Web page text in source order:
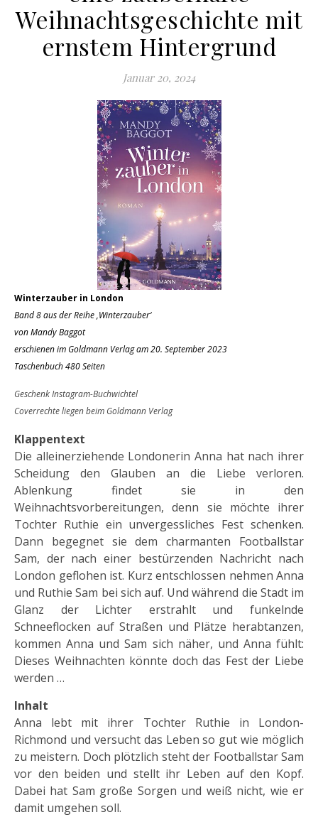
Weihnachtsgeschichte mit
ernstem Hintergrund
Januar 20, 2024
Winterzauber in London
Band 8 aus der Reihe ‚Winterzauber‘
von Mandy Baggot
erschienen im Goldmann Verlag am 20. September 2023
Taschenbuch 480 Seiten
Geschenk Instagram-Buchwichtel
Coverrechte liegen beim Goldmann Verlag
Klappentext
Die alleinerziehende Londonerin Anna hat nach ihrer
Scheidung den Glauben an die Liebe verloren.
Ablenkung findet sie in den
Weihnachtsvorbereitungen, denn sie möchte ihrer
Tochter Ruthie ein unvergessliches Fest schenken.
Dann begegnet sie dem charmanten Footballstar
Sam, der nach einer bestürzenden Nachricht nach
London geflohen ist. Kurz entschlossen nehmen Anna
und Ruthie Sam bei sich auf. Und während die Stadt im
Glanz der Lichter erstrahlt und funkelnde
Schneeflocken auf Straßen und Plätze herabtanzen,
kommen Anna und Sam sich näher, und Anna fühlt:
Dieses Weihnachten könnte doch das Fest der Liebe
werden …
Inhalt
Anna lebt mit ihrer Tochter Ruthie in London-
Richmond und versucht das Leben so gut wie möglich
zu meistern. Doch plötzlich steht der Footballstar Sam
vor den beiden und stellt ihr Leben auf den Kopf.
Dabei hat Sam große Sorgen und weiß nicht, wie er
damit umgehen soll.